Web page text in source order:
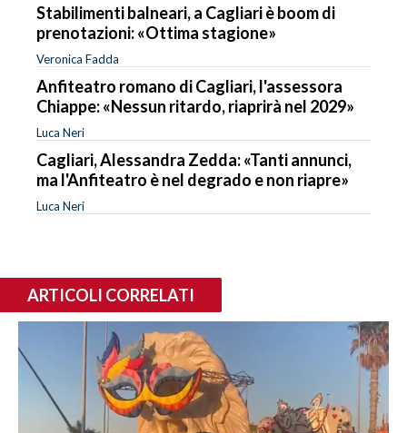
Stabilimenti balneari, a Cagliari è boom di
prenotazioni: «Ottima stagione»
Veronica Fadda
Anfiteatro romano di Cagliari, l'assessora
Chiappe: «Nessun ritardo, riaprirà nel 2029»
Luca Neri
Cagliari, Alessandra Zedda: «Tanti annunci,
ma l'Anfiteatro è nel degrado e non riapre»
Luca Neri
ARTICOLI CORRELATI